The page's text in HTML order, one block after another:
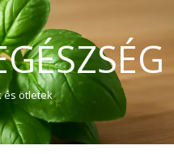
és ötletek